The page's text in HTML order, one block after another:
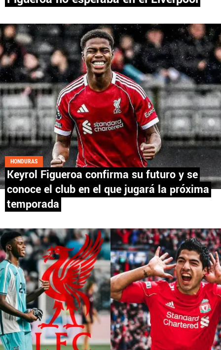
PANAMÁ
NICARAGUA
CONCACAF
FÚTBOL INTERNACIONAL
QUIENES SOMOS | STAFF | CONTACTO
Términos y Condiciones
Políticas de Privacidad
Política Editorial
Fútbol Centroamérica, al igual que Futbol Sites, es
una compañía perteneciente a Better Collective.
Todos los derechos reservados.
HONDURAS
Keyrol Figueroa confirma su futuro y se
conoce el club en el que jugará la próxima
temporada